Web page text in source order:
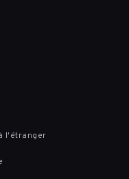
l'étranger